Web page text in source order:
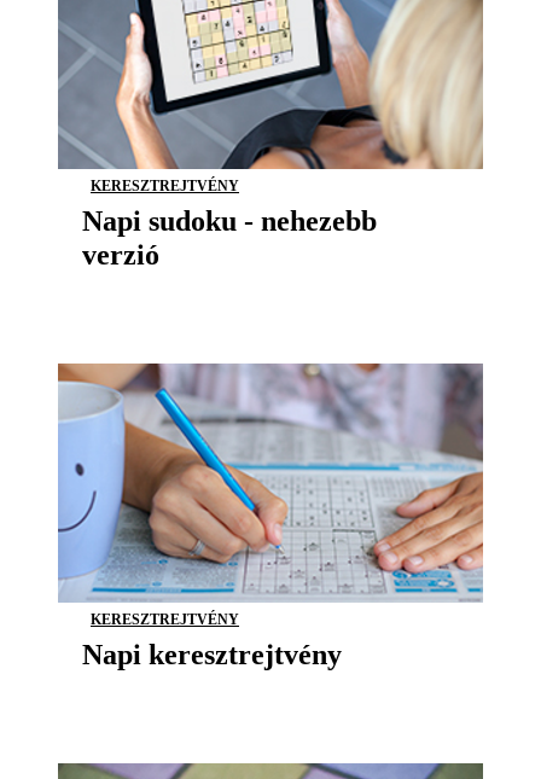
KERESZTREJTVÉNY
Napi sudoku - nehezebb
verzió
KERESZTREJTVÉNY
Napi keresztrejtvény